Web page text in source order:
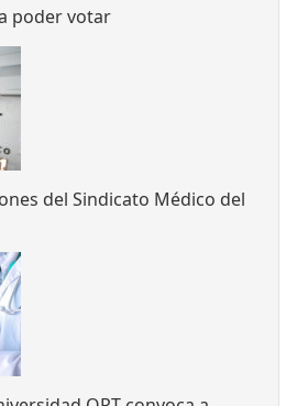
poder votar
del Sindicato Médico del